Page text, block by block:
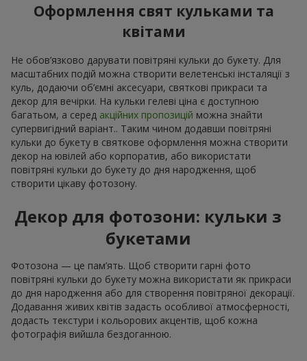
Оформлення свят кульками та
квітами
Не обов’язково дарувати повітряні кульки до букету. Для
масштабних подій можна створити велетенські інсталяції з
куль, додаючи об’ємні аксесуари, святкові прикраси та
декор для вечірки. На кульки гелеві ціна є доступною
багатьом, а серед акційних пропозицій можна знайти
супервигідний варіант.. Таким чином додавши повітряні
кульки до букету в святкове оформлення можна створити
декор на ювілей або корпоратив, або використати
повітряні кульки до букету до дня народження, щоб
створити цікаву фотозону.
Декор для фотозони: кульки з
букетами
Фотозона — це пам’ять. Щоб створити гарні фото
повітряні кульки до букету можна використати як прикраси
до дня народження або для створення повітряної декорації.
Додавання живих квітів задасть особливої атмосферності,
додасть текстури і кольорових акцентів, щоб кожна
фотографія вийшла бездоганною.